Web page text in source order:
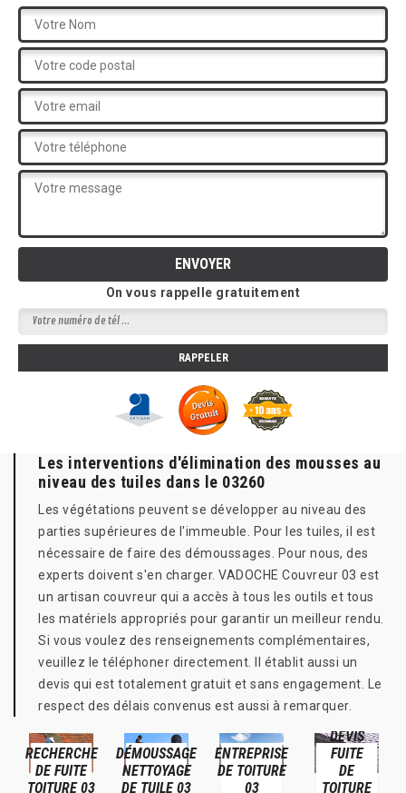
On vous rappelle gratuitement
Les interventions d'élimination des mousses au
niveau des tuiles dans le 03260
Les végétations peuvent se développer au niveau des
parties supérieures de l'immeuble. Pour les tuiles, il est
nécessaire de faire des démoussages. Pour nous, des
experts doivent s'en charger. VADOCHE Couvreur 03 est
un artisan couvreur qui a accès à tous les outils et tous
les matériels appropriés pour garantir un meilleur rendu.
Si vous voulez des renseignements complémentaires,
veuillez le téléphoner directement. Il établit aussi un
devis qui est totalement gratuit et sans engagement. Le
respect des délais convenus est aussi à remarquer.
RECHERCHE
DE FUITE
TOITURE 03
DÉMOUSSAGE
NETTOYAGE
DE TUILE 03
ENTREPRISE
DE TOITURE
03
DEVIS
FUITE
DE
TOITURE